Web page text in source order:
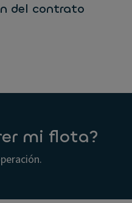
del contrato
mi flota?